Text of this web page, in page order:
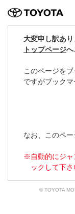
大変申し訳あ
トップページへ
このページを
ですがブックマ
なお、このペ
自動的にジ
ックして下さ
© TOYOTA